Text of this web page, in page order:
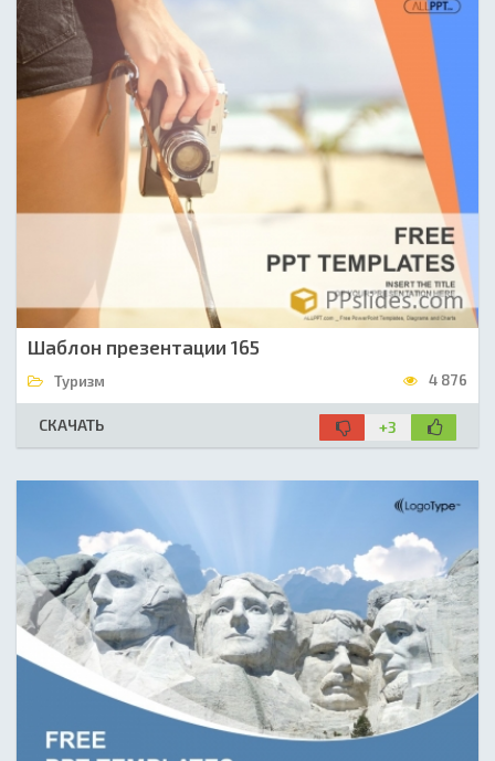
Шаблон презентации 165
Туризм 4 876
СКАЧАТЬ +3